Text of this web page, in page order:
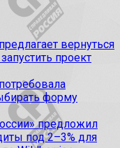
вернуться
проект
форму
предложил
под 2–3% для